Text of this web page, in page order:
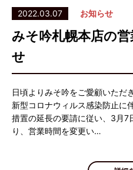
2022.03.07 お知らせ
みそ吟札幌本店の
せ
日頃よりみそ吟をご愛顧いただ
新型コロナウィルス感染防止に
措置の延長の要請に従い、3月7
り、営業時間を変更い…